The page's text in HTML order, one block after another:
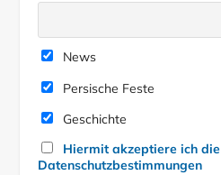
News
Persische Feste
Geschichte
Hiermit akzeptiere ich die
Datenschutzbestimmungen